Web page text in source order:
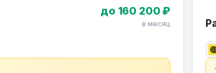
до 160 200 ₽
в месяц